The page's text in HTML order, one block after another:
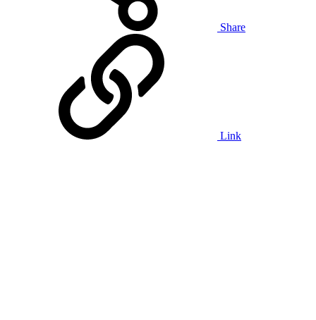
Share
Link